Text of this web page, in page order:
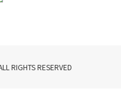
RIGHTS RESERVED